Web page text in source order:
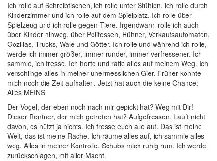
Ich rolle auf Schreibtischen, ich rolle unter Stühlen, ich rolle durch
Kinderzimmer und ich rolle auf dem Spielplatz. Ich rolle über
Spielzeug und ich rolle gegen Tiere. Irgendwann rolle ich auch
über Kinder hinweg, über Politessen, Hühner, Verkaufsautomaten,
Gozillas, Trucks, Wale und Götter. Ich rolle und während ich rolle,
werde ich immer größer, immer runder, immer verfressener. Ich
sammle, ich fresse. Ich horte und raffe alles auf meinem Weg. Ich
verschlinge alles in meiner unermesslichen Gier. Früher konnte
mich noch die Zeit aufhalten. Jetzt hat auch die keine Chance:
Alles MEINS!
Der Vogel, der eben noch nach mir gepickt hat? Weg mit Dir!
Dieser Rentner, der mich getreten hat? Aufgefressen. Lauft nicht
davon, es nützt ja nichts. Ich fresse euch alle auf. Das ist meine
Welt, das ist meine Rache. Ich räume alles auf, ich sammle alles
weg. Alles in meiner Kontrolle. Schubs mich ruhig rum. Ich werde
zurückschlagen, mit aller Macht.